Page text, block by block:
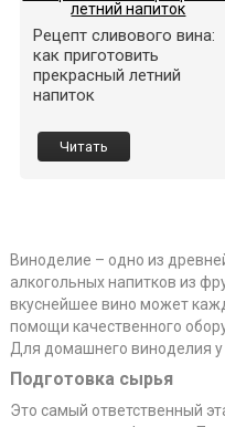
Рецепт сливового вина:
как приготовить
прекрасный летний
напиток
Читать
Виноделие – одно из
алкогольных напитков из
вкуснейшее вино может
помощи качественного
Для домашнего виноделия у
Подготовка сырья
Это самый ответственный